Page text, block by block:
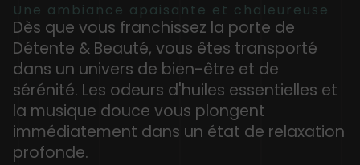
Une ambiance apaisante et chaleureuse
Dès que vous franchissez la porte de
Détente & Beauté, vous êtes transporté
dans un univers de bien-être et de
sérénité. Les odeurs d'huiles essentielles et
la musique douce vous plongent
immédiatement dans un état de relaxation
profonde.